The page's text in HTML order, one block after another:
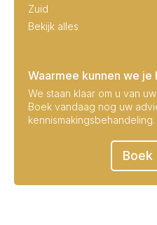
Zuid
Bekijk alles
Waarmee kunnen we je
We staan klaar om u van
Boek vandaag nog uw
kennismakingsbehandeling.
Boek